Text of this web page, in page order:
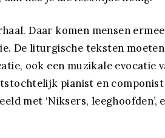
Daar komen mensen
De liturgische teksten
ook een muzikale evocatie
pianist en
met ‘Niksers, leeghoofden’,